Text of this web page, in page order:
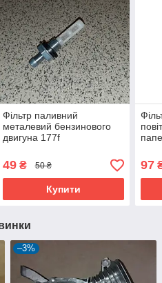
Фільтр паливний
металевий бензинового
двигуна 177f
49₴ 50 ₴
Купити
97
–3%